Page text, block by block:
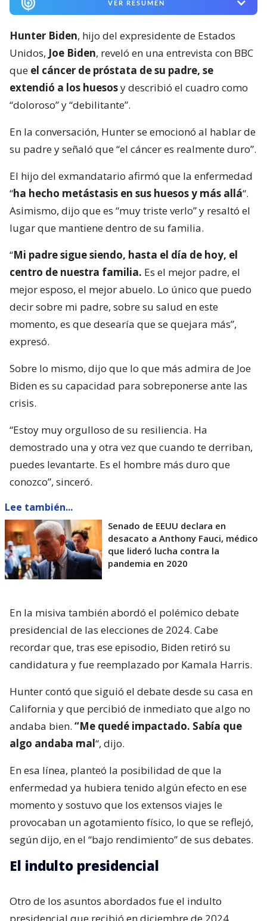
VER RESUMEN
Hunter Biden, hijo del expresidente de Estados
Unidos, Joe Biden, reveló en una entrevista con BBC
que el cáncer de próstata de su padre, se
extendió a los huesosy describió el cuadro como
“doloroso” y “debilitante”.
En la conversación, Hunter se emocionó al hablar de
su padre y señaló que “el cáncer es realmente duro”.
El hijo del exmandatario afirmó que la enfermedad
“ha hecho metástasis en sus huesos y más allá“.
Asimismo, dijo que es “muy triste verlo” y resaltó el
lugar que mantiene dentro de su familia.
“Mi padre sigue siendo, hasta el día de hoy, el
centro de nuestra familia. Es el mejor padre, el
mejor esposo, el mejor abuelo. Lo único que puedo
decir sobre mi padre, sobre su salud en este
momento, es que desearía que se quejara más”,
expresó.
Sobre lo mismo, dijo que lo que más admira de Joe
Biden es su capacidad para sobreponerse ante las
crisis.
“Estoy muy orgulloso de su resiliencia. Ha
demostrado una y otra vez que cuando te derriban,
puedes levantarte. Es el hombre más duro que
conozco”, sinceró.
Lee también...
Senado de EEUU declara en
desacato a Anthony Fauci, médico
que lideró lucha contra la
pandemia en 2020
En la misiva también abordó el polémico debate
presidencial de las elecciones de 2024. Cabe
recordar que, tras ese episodio, Biden retiró su
candidatura y fue reemplazado por Kamala Harris.
Hunter contó que siguió el debate desde su casa en
California y que percibió de inmediato que algo no
andaba bien. “Me quedé impactado. Sabía que
algo andaba mal“, dijo.
En esa línea, planteó la posibilidad de que la
enfermedad ya hubiera tenido algún efecto en ese
momento y sostuvo que los extensos viajes le
provocaban un agotamiento físico, lo que se reflejó,
según dijo, en el “bajo rendimiento” de sus debates.
El indulto presidencial
Otro de los asuntos abordados fue el indulto